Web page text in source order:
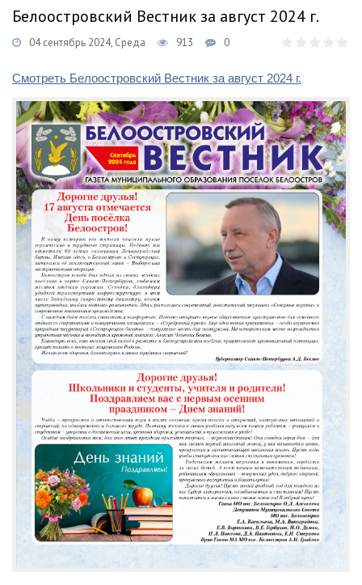
Белоостровский Вестник за август 2024 г.
04 сентябрь 2024, Среда 913 0
Смотреть Белоостровский Вестник за август 2024 г.